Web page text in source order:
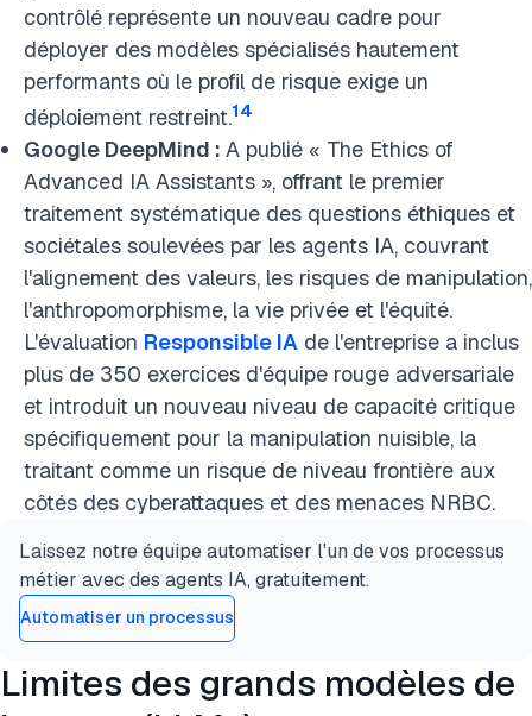
contrôlé représente un nouveau cadre pour
déployer des modèles spécialisés hautement
performants où le profil de risque exige un
déploiement restreint.14
Google DeepMind : A publié « The Ethics of
Advanced IA Assistants », offrant le premier
traitement systématique des questions éthiques et
sociétales soulevées par les agents IA, couvrant
l'alignement des valeurs, les risques de manipulation,
l'anthropomorphisme, la vie privée et l'équité.
L'évaluation Responsible IA de l'entreprise a inclus
plus de 350 exercices d'équipe rouge adversariale
et introduit un nouveau niveau de capacité critique
spécifiquement pour la manipulation nuisible, la
traitant comme un risque de niveau frontière aux
côtés des cyberattaques et des menaces NRBC.
Laissez notre équipe automatiser l'un de vos processus
métier avec des agents IA, gratuitement.
Automatiser un processus
Limites des grands modèles de